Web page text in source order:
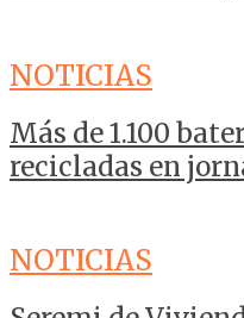
NOTICIAS
Más de 1.100
recicladas en
NOTICIAS